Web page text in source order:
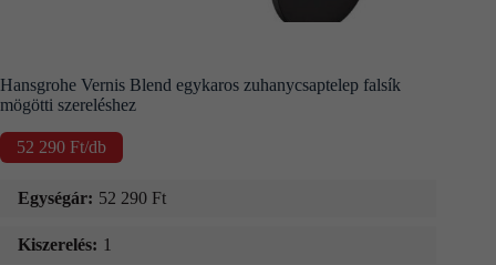
Hansgrohe Vernis Blend egykaros zuhanycsaptelep falsík
mögötti szereléshez
52 290 Ft/db
Egységár: 52 290 Ft
Kiszerelés: 1